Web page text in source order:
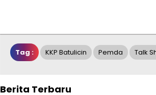
Tag : KKP Batulicin Pemda Talk
Berita Terbaru